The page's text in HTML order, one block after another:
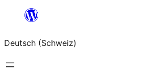
springen
Deutsch (Schweiz)